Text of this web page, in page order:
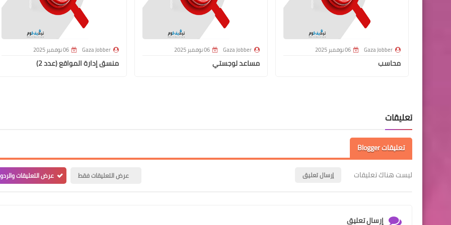
Gaza Jobber 06 نوفمبر 2025
محاسب
Gaza Jobber 06 نوفمبر 2025
مساعد لوجستي
Gaza Jobber 06 نوفمبر 2025
منسق إدارة المواقع (عدد 2)
تعليقات
تعليقات Blogger
ليست هناك تعليقات إرسال تعليق عرض التعليقات فقط عرض التعليقات
إرسال تعليق